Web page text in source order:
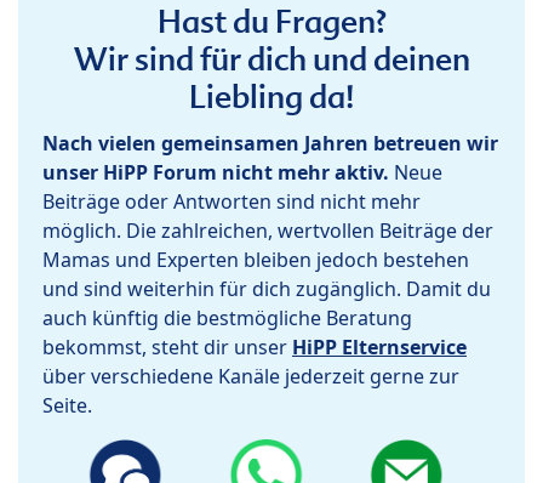
Hast du Fragen?
Wir sind für dich und deinen
Liebling da!
Nach vielen gemeinsamen Jahren betreuen wir
unser HiPP Forum nicht mehr aktiv. Neue
Beiträge oder Antworten sind nicht mehr
möglich. Die zahlreichen, wertvollen Beiträge der
Mamas und Experten bleiben jedoch bestehen
und sind weiterhin für dich zugänglich. Damit du
auch künftig die bestmögliche Beratung
bekommst, steht dir unser HiPP Elternservice
über verschiedene Kanäle jederzeit gerne zur
Seite.